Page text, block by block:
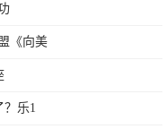
《向美
？乐1